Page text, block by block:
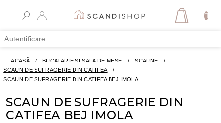
conținut
Autentificare
COŞ
ACASĂ / BUCATARIE SI SALA DE MESE / SCAUNE
/
SCAUN DE SUFRAGERIE DIN CATIFEA
/
SCAUN DE SUFRAGERIE DIN CATIFEA BEJ IMOLA
SCAUN DE SUFRAGERIE DIN
CATIFEA BEJ IMOLA